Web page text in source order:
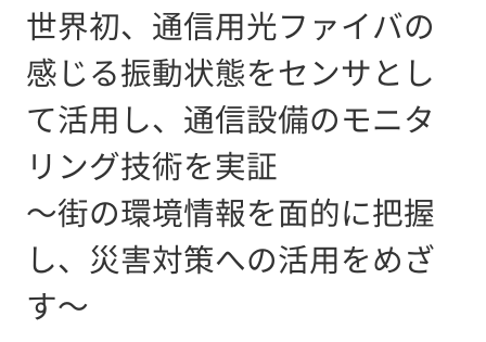
世界初、通信用光ファイバの
感じる振動状態をセンサとし
て活用し、通信設備のモニタ
リング技術を実証
～街の環境情報を面的に把握
し、災害対策への活用をめざ
す～